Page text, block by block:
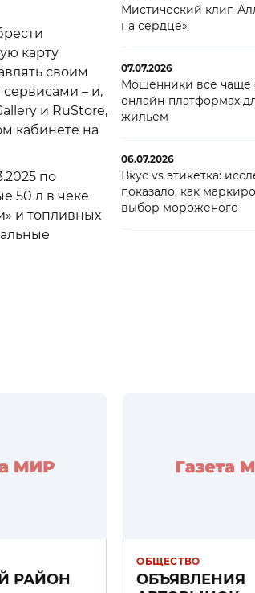
карту
своим
– и,
и RuStore,
кабинете на
по
50 л в чеке
и топливных
Мистический клип
на сердце»
07.07.2026
Мошенники все чаще
онлайн-платформах
жильем
06.07.2026
Вкус vs этикетка:
показало, как
выбор мороженого
РАЙОН
ОБЩЕСТВО
ОБЪЯВЛЕНИЯ